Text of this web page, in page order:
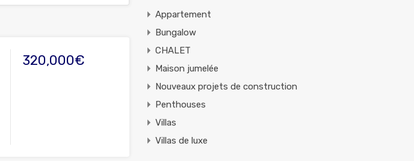
320,000€
Appartement
Bungalow
CHALET
Maison jumelée
Nouveaux projets de construction
Penthouses
Villas
Villas de luxe